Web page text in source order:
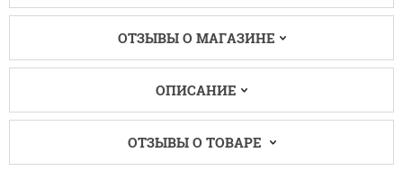
ОТЗЫВЫ О МАГАЗИНЕ
ОПИСАНИЕ
ОТЗЫВЫ О ТОВАРЕ